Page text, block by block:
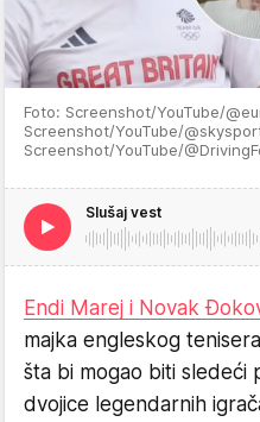
Foto: Screenshot/YouTube/
Screenshot/YouTube/
Screenshot/YouTube/
Slušaj vest
Endi Marej i Novak
majka engleskog tenisera
šta bi mogao biti sledeći
dvojice legendarnih